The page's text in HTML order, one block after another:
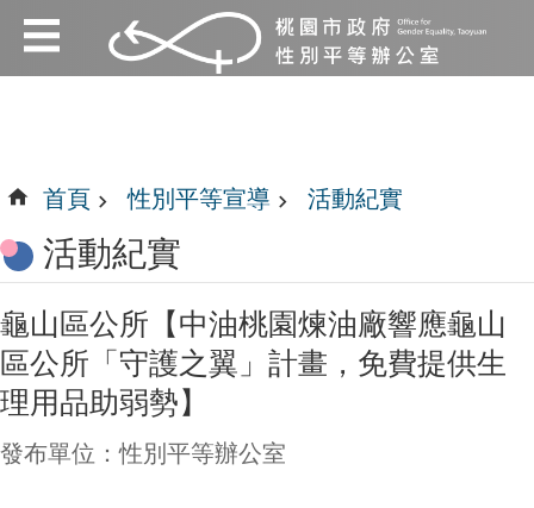
跳到主要內容區塊
:::
:::
首頁 性別平等宣導 活動紀實
活動紀實
龜山區公所【中油桃園煉油廠響應龜山
區公所「守護之翼」計畫，免費提供生
理用品助弱勢】
發布單位：性別平等辦公室